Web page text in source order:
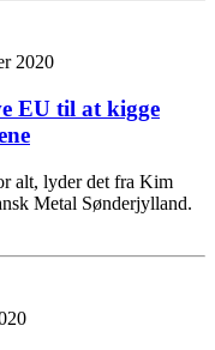
2020
EU til at kigge
alt, lyder det fra Kim
Metal Sønderjylland.